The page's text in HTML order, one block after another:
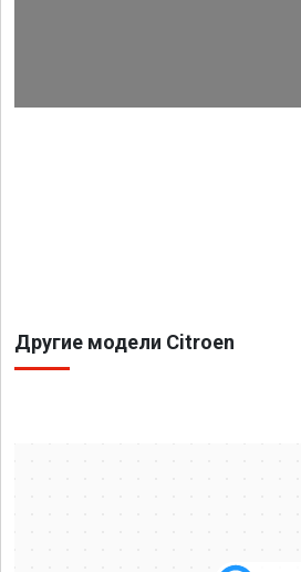
Другие модели Citroen